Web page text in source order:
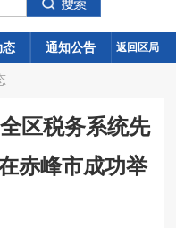
态 通知公告
态 通知公告 返回区局
区税务系统先
赤峰市成功举